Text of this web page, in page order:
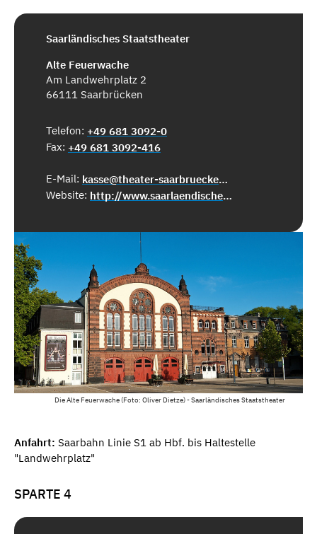
Saarländisches Staatstheater
Alte Feuerwache
Am Landwehrplatz 2
66111 Saarbrücken
Telefon: +49 681 3092-0
Fax: +49 681 3092-416
E-Mail:
kasse@theater-saarbruecken.de
Website:
http://www.saarlaendisches-staatstheater.de
Die Alte Feuerwache (Foto: Oliver Dietze) - Saarländisches Staatstheater
Anfahrt: Saarbahn Linie S1 ab Hbf. bis Haltestelle
"Landwehrplatz"
SPARTE 4